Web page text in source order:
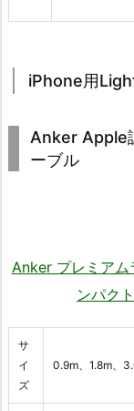
iPhone用
Anker Apple
ーブル
Anker プレミア
ンパク
サ
イ
ズ
0.9m、1.8m、